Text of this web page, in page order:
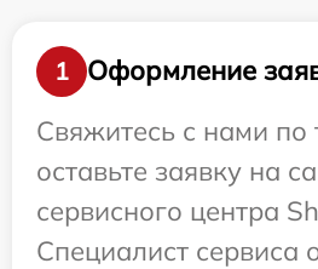
1
Оформление
Свяжитесь с нами по
оставьте заявку на
сервисного центра
Специалист сервиса